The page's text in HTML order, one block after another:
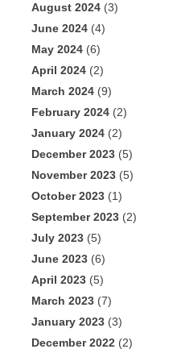
August 2024 (3)
June 2024 (4)
May 2024 (6)
April 2024 (2)
March 2024 (9)
February 2024 (2)
January 2024 (2)
December 2023 (5)
November 2023 (5)
October 2023 (1)
September 2023 (2)
July 2023 (5)
June 2023 (6)
April 2023 (5)
March 2023 (7)
January 2023 (3)
December 2022 (2)